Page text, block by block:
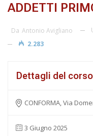
ADDETTI
Da Antonio Avigliano
2.283
Dettagli del corso
CONFORMA, Via
3 Giugno 2025